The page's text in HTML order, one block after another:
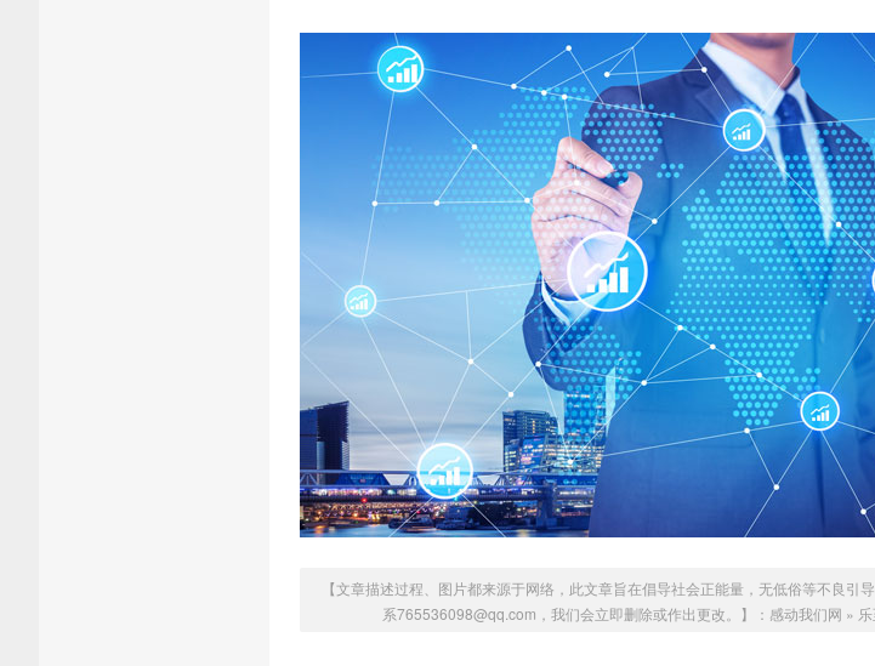
【文章描述过程、图片都来源于网络，此文章旨在倡导社会正能量，无低俗等不良引
系765536098@qq.com，我们会立即删除或作出更改。】： 感动我们网 »